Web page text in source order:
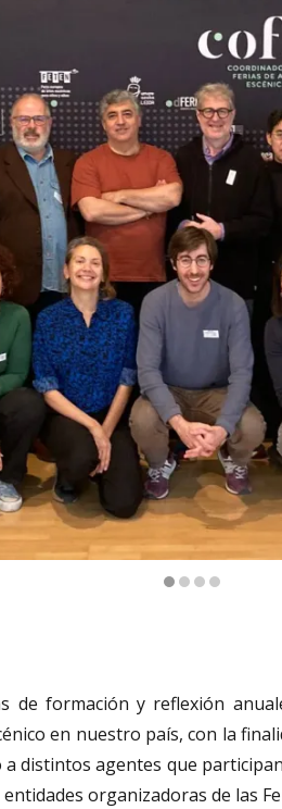
de formación y reflexión
en nuestro país, con la
a distintos agentes que
organizadoras de las